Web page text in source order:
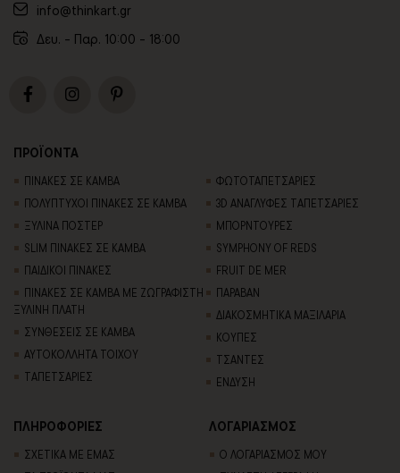
info@thinkart.gr
Δευ. - Παρ. 10:00 - 18:00
ΠΡΟΪΟΝΤΑ
ΠΙΝΑΚΕΣ ΣΕ ΚΑΜΒΑ
ΠΟΛΥΠΤΥΧΟΙ ΠΙΝΑΚΕΣ ΣΕ ΚΑΜΒΑ
ΞΥΛΙΝΑ ΠΟΣΤΕΡ
SLIM ΠΙΝΑΚΕΣ ΣΕ ΚΑΜΒΑ
ΠΑΙΔΙΚΟΙ ΠΙΝΑΚΕΣ
ΠΙΝΑΚΕΣ ΣΕ ΚΑΜΒΑ ΜΕ ΖΩΓΡΑΦΙΣΤΗ
ΞΥΛΙΝΗ ΠΛΑΤΗ
ΣΥΝΘΕΣΕΙΣ ΣΕ ΚΑΜΒΑ
ΑΥΤΟΚΟΛΛΗΤΑ ΤΟΙΧΟΥ
TΑΠΕΤΣΑΡΙΕΣ
ΦΩΤΟΤΑΠΕΤΣΑΡΙΕΣ
3D AΝΑΓΛΥΦΕΣ TΑΠΕΤΣΑΡΙΕΣ
ΜΠΟΡΝΤΟΥΡΕΣ
SYMPHONY OF REDS
FRUIT DE MER
ΠΑΡΑΒΑΝ
ΔΙΑΚΟΣΜΗΤΙΚΑ ΜΑΞΙΛΑΡΙΑ
ΚΟΥΠΕΣ
ΤΣΑΝΤΕΣ
ΕΝΔΥΣΗ
ΠΛΗΡΟΦΟΡΙΕΣ
ΣΧΕΤΙΚΑ ΜΕ ΕΜΑΣ
ΛΟΓΑΡΙΑΣΜΟΣ
Ο ΛΟΓΑΡΙΑΣΜΟΣ ΜΟΥ